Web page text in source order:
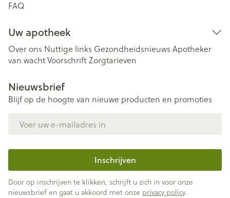
FAQ
Uw apotheek
Over ons Nuttige links Gezondheidsnieuws Apotheker
van wachtVoorschriftZorgtarieven
Nieuwsbrief
Blijf op de hoogte van nieuwe producten en promoties
Inschrijven
Door op inschrijven te klikken, schrijft u zich in voor onze
nieuwsbrief en gaat u akkoord met onze privacy policy.